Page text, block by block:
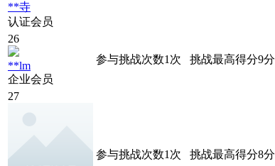
**寺
认证会员
26
**lm
企业会员
参与挑战次数1次 挑战最高得分9分
27
参与挑战次数1次 挑战最高得分8分